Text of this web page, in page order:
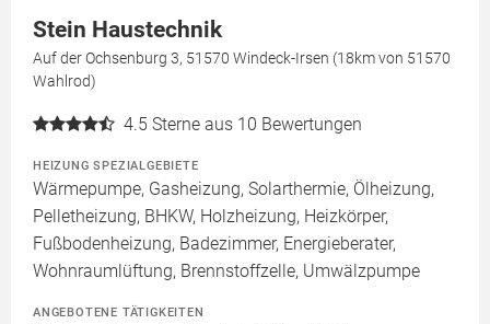
Stein Haustechnik
Auf der Ochsenburg 3, 51570 Windeck-Irsen (18km von 51570
Wahlrod)
4.5 Sterne aus 10 Bewertungen
HEIZUNG SPEZIALGEBIETE
Wärmepumpe, Gasheizung, Solarthermie, Ölheizung,
Pelletheizung, BHKW, Holzheizung, Heizkörper,
Fußbodenheizung, Badezimmer, Energieberater,
Wohnraumlüftung, Brennstoffzelle, Umwälzpumpe
ANGEBOTENE TÄTIGKEITEN